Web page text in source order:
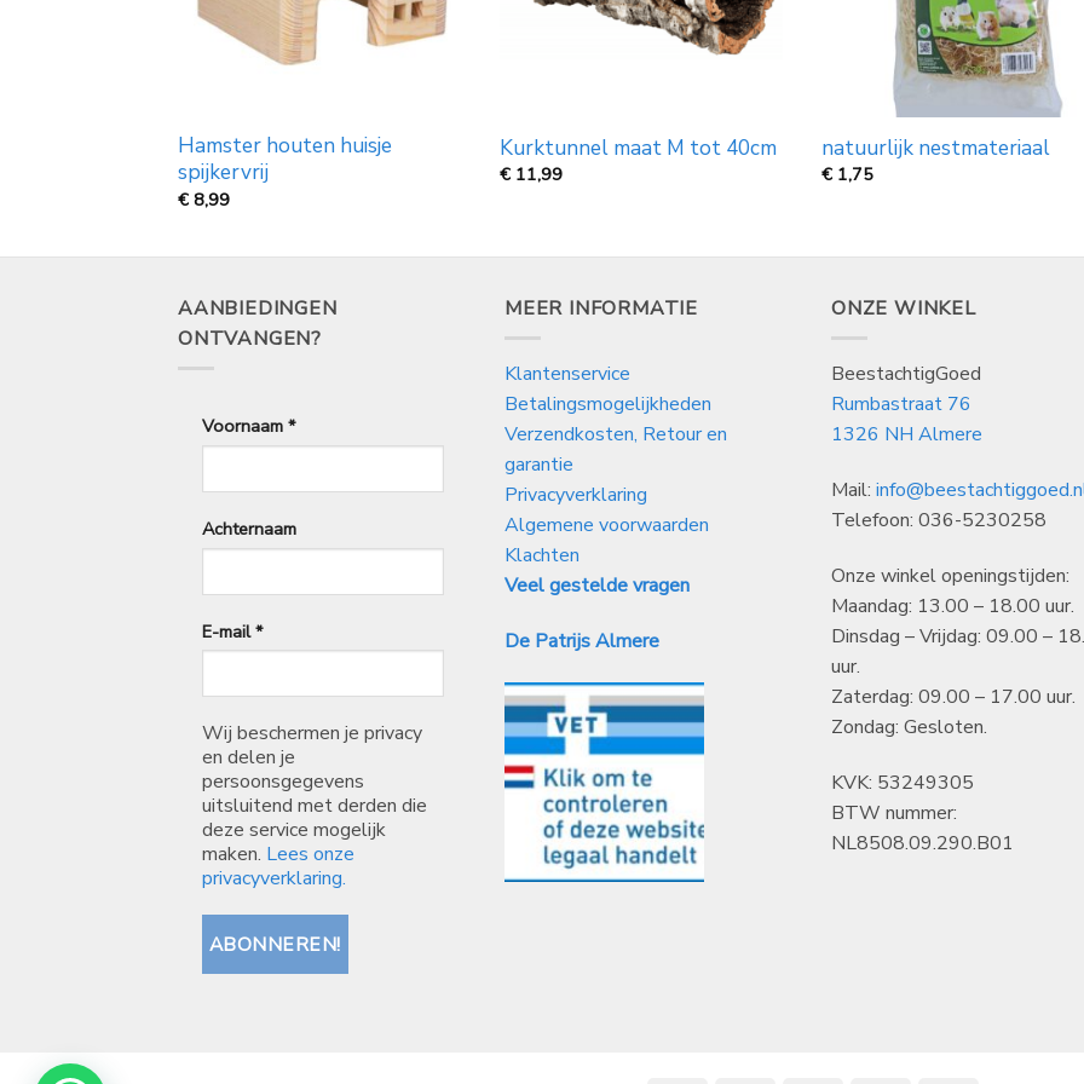
Hamster houten huisje
spijkervrij
€ 8,99
Kurktunnel maat M tot 40cm
€ 11,99
natuurlijk nestmateriaal
€ 1,75
AANBIEDINGEN
ONTVANGEN?
Voornaam *
Achternaam
E-mail*
Wij beschermen je privacy
en delen je
persoonsgegevens
uitsluitend met derden die
deze service mogelijk
maken. Lees onze
privacyverklaring.
MEER INFORMATIE
Klantenservice
Betalingsmogelijkheden
Verzendkosten, Retour en
garantie
Privacyverklaring
Algemene voorwaarden
Klachten
Veel gestelde vragen
De Patrijs Almere
ONZE WINKEL
BeestachtigGoed
Rumbastraat 76
1326 NH Almere
Mail:
Telefoon: 036-5230258
Onze winkel openingstijden:
Maandag: 13.00 – 18.00 uur.
Dinsdag – Vrijdag: 09.00 –
uur.
Zaterdag: 09.00 – 17.00 uur.
Zondag: Gesloten.
KVK: 53249305
BTW nummer:
NL8508.09.290.B01